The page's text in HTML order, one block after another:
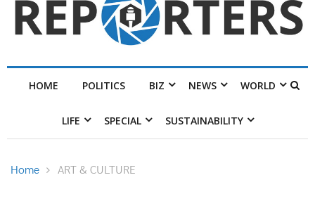
HOME POLITICS BIZ NEWS WORLD
LIFE SPECIAL SUSTAINABILITY
Home ART & CULTURE